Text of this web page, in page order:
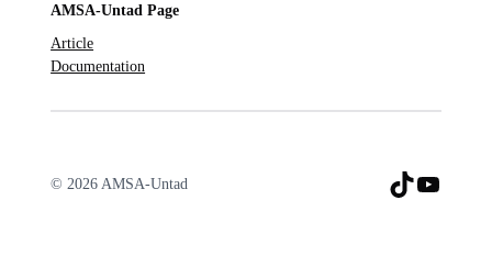
AMSA-Untad Page
Article
Documentation
© 2026 AMSA-Untad TikTok